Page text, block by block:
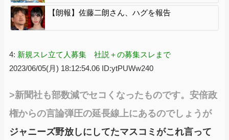
【朗報】佐藤二朗さん、ハグを報告
4: 新規スレ立て人募集 社説＋の募集スレまで
2023/06/05(月) 18:12:54.06 ID:ytPUWw240
>新聞社も部数減でセコくなったものです。安倍政
権からの言論弾圧の延長線上にあるのでしょうが
ジャニーズ野放しにしてたマスコミがこれ言って